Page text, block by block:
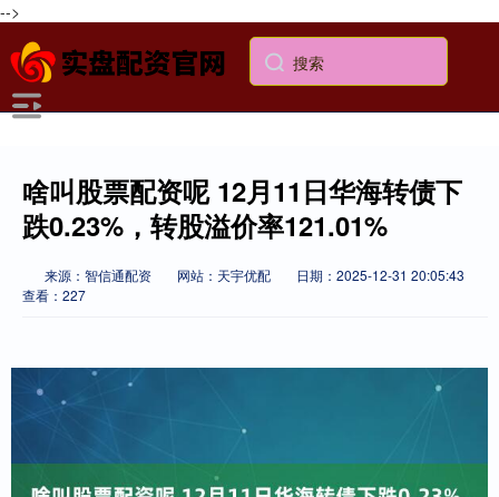
-->
啥叫股票配资呢 12月11日华海转债下
跌0.23%，转股溢价率121.01%
来源：智信通配资 网站：天宇优配
日期：2025-12-31 20:05:43
查看：227